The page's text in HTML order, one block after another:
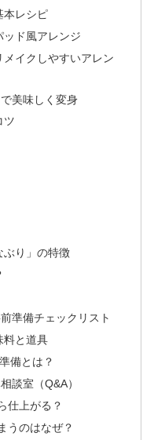
本レシピ
ド風アレンジ
イクしやすいアレン
美味しく変身
ツ
ぶり」の特徴
準備チェックリスト
料と道具
備とは？
談室（Q&A）
仕上がる？
うのはなぜ？